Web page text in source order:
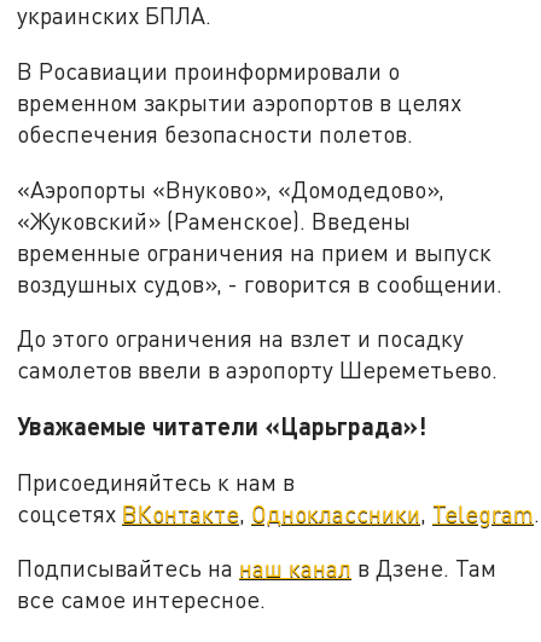
украинских БПЛА.
В Росавиации проинформировали о
временном закрытии аэропортов в целях
обеспечения безопасности полетов.
«Аэропорты «Внуково», «Домодедово»,
«Жуковский» (Раменское). Введены
временные ограничения на прием и выпуск
воздушных судов», - говорится в сообщении.
До этого ограничения на взлет и посадку
самолетов ввели в аэропорту Шереметьево.
Уважаемые читатели «Царьграда»!
Присоединяйтесь к нам в
соцсетях ВКонтакте Одноклассники Telegram
Подписывайтесь на наш канал в Дзене. Там
все самое интересное.